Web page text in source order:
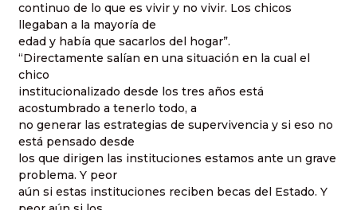
continuo de lo que es vivir y no vivir. Los chicos
llegaban a la mayoría de
edad y había que sacarlos del hogar”.
“Directamente salían en una situación en la cual el
chico
institucionalizado desde los tres años está
acostumbrado a tenerlo todo, a
no generar las estrategias de supervivencia y si eso no
está pensado desde
los que dirigen las instituciones estamos ante un grave
problema. Y peor
aún si estas instituciones reciben becas del Estado. Y